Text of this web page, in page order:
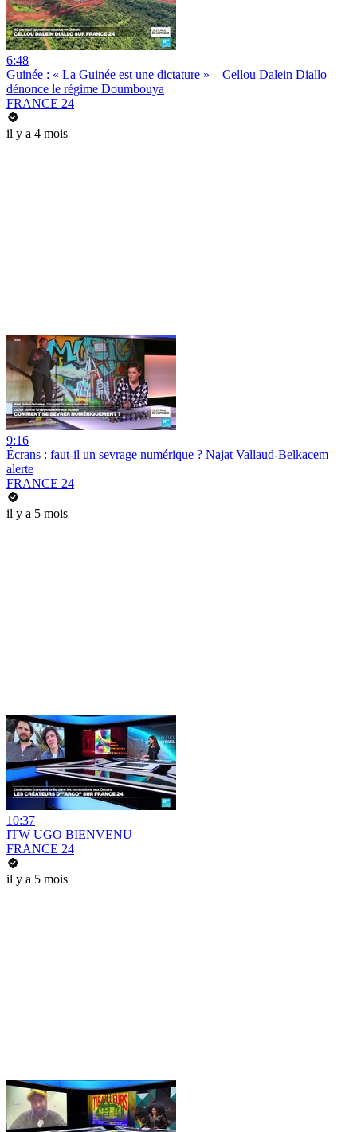
6:48
Guinée : « La Guinée est une dictature » – Cellou Dalein Diallo
dénonce le régime Doumbouya
FRANCE 24
il y a 4 mois
9:16
Écrans : faut-il un sevrage numérique ? Najat Vallaud-Belkacem
alerte
FRANCE 24
il y a 5 mois
10:37
ITW UGO BIENVENU
FRANCE 24
il y a 5 mois